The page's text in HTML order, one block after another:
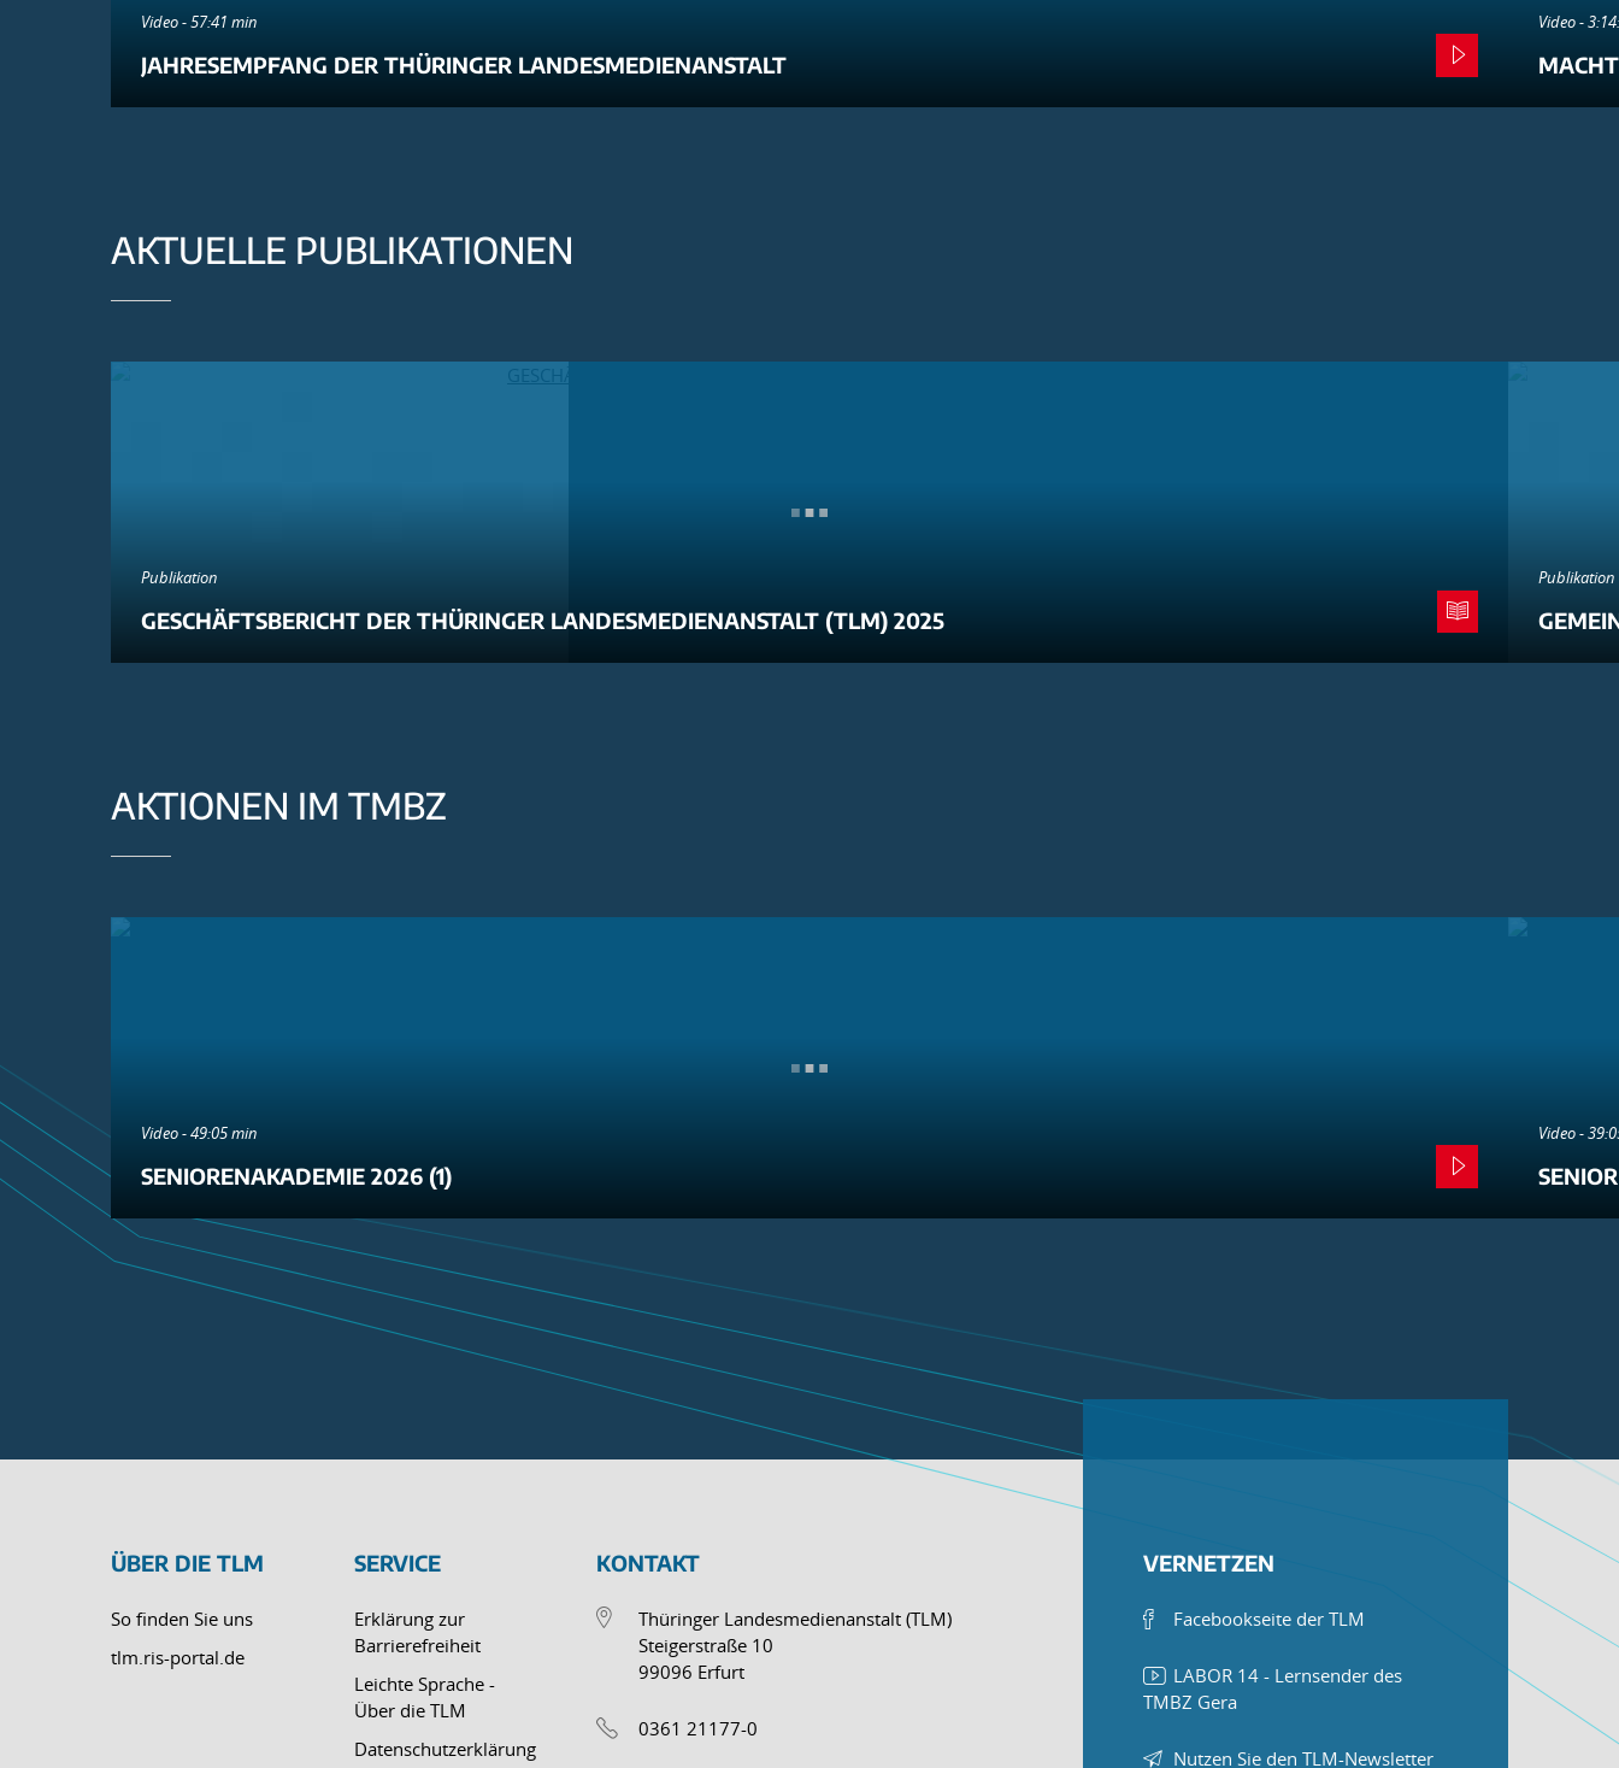
Video - 57:41 min
JAHRESEMPFANG DER THÜRINGER LANDESMEDIENANSTALT
Video -
AKTUELLE PUBLIKATIONEN
Publikation
GESCHÄFTSBERICHT DER THÜRINGER LANDESMEDIENANSTALT (TLM) 2025
Publikation
AKTIONEN IM TMBZ
Video - 49:05 min
SENIORENAKADEMIE 2026 (1)
Video -
ÜBER DIE TLM
So finden Sie uns
tlm.ris-portal.de
SERVICE
Erklärung zur
Barrierefreiheit
Leichte Sprache -
Über die TLM
Datenschutzerklärung
KONTAKT
Thüringer Landesmedienanstalt (TLM)
Steigerstraße 10
99096 Erfurt
0361 21177-0
VERNETZEN
Facebookseite der TLM
LABOR 14 - Lernsender des
TMBZ Gera
Nutzen Sie den TLM-Newsletter